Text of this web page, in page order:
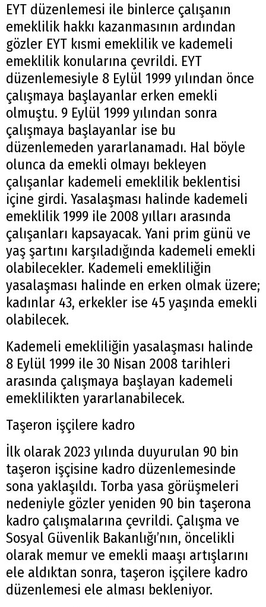
EYT düzenlemesi ile binlerce çalışanın
emeklilik hakkı kazanmasının ardından
gözler EYT kısmi emeklilik ve kademeli
emeklilik konularına çevrildi. EYT
düzenlemesiyle 8 Eylül 1999 yılından önce
çalışmaya başlayanlar erken emekli
olmuştu. 9 Eylül 1999 yılından sonra
çalışmaya başlayanlar ise bu
düzenlemeden yararlanamadı. Hal böyle
olunca da emekli olmayı bekleyen
çalışanlar kademeli emeklilik beklentisi
içine girdi. Yasalaşması halinde kademeli
emeklilik 1999 ile 2008 yılları arasında
çalışanları kapsayacak. Yani prim günü ve
yaş şartını karşıladığında kademeli emekli
olabilecekler. Kademeli emekliliğin
yasalaşması halinde en erken olmak üzere;
kadınlar 43, erkekler ise 45 yaşında emekli
olabilecek.
Kademeli emekliliğin yasalaşması halinde
8 Eylül 1999 ile 30 Nisan 2008 tarihleri
arasında çalışmaya başlayan kademeli
emeklilikten yararlanabilecek.
Taşeron işçilere kadro
İlk olarak 2023 yılında duyurulan 90 bin
taşeron işçisine kadro düzenlemesinde
sona yaklaşıldı. Torba yasa görüşmeleri
nedeniyle gözler yeniden 90 bin taşerona
kadro çalışmalarına çevrildi. Çalışma ve
Sosyal Güvenlik Bakanlığı’nın, öncelikli
olarak memur ve emekli maaşı artışlarını
ele aldıktan sonra, taşeron işçilere kadro
düzenlemesi ele alması bekleniyor.